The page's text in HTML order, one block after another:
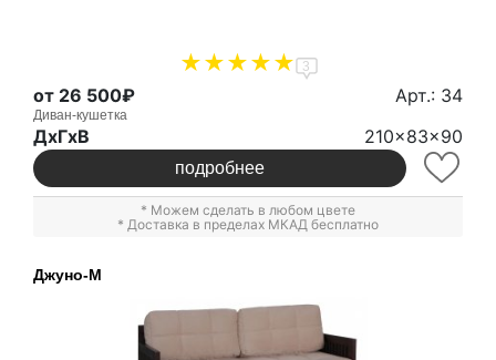
3
от 26 500₽ Арт.: 34
Диван-кушетка
ДxГxВ 210x83x90
подробнее
* Можем сделать в любом цвете
* Доставка в пределах МКАД бесплатно
Джуно-М